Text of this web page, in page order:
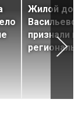
Жилой дом
признали